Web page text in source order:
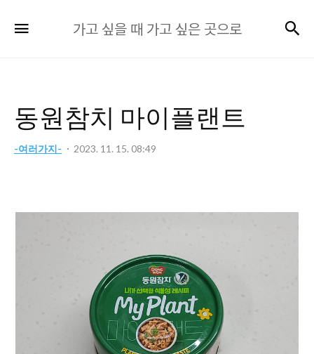
고
가
고
으
가고 싶을 때 가고 싶은 곳으로
동원참치 마이플랜트
-여러가지- 2023. 11. 15. 08:49